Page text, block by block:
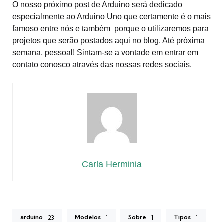
O nosso próximo post de Arduino será dedicado
especialmente ao Arduino Uno que certamente é o mais
famoso entre nós e também porque o utilizaremos para
projetos que serão postados aqui no blog. Até próxima
semana, pessoal! Sintam-se a vontade em entrar em
contato conosco através das nossas redes sociais.
Carla Herminia
arduino 23 Modelos 1 Sobre 1 Tipos 1